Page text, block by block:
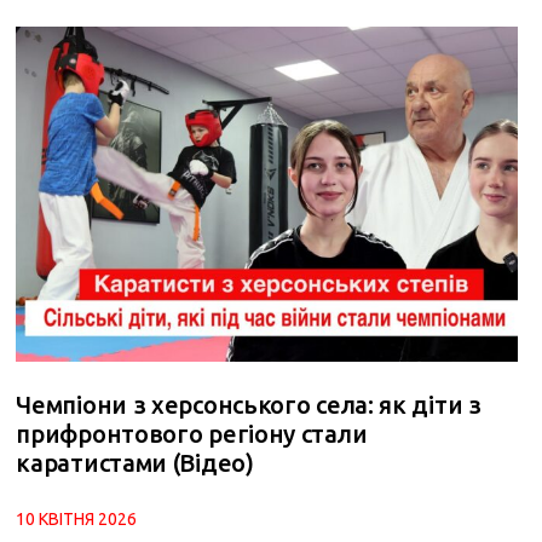
Чемпіони з херсонського села: як діти з
прифронтового регіону стали
каратистами (Відео)
10 КВІТНЯ 2026